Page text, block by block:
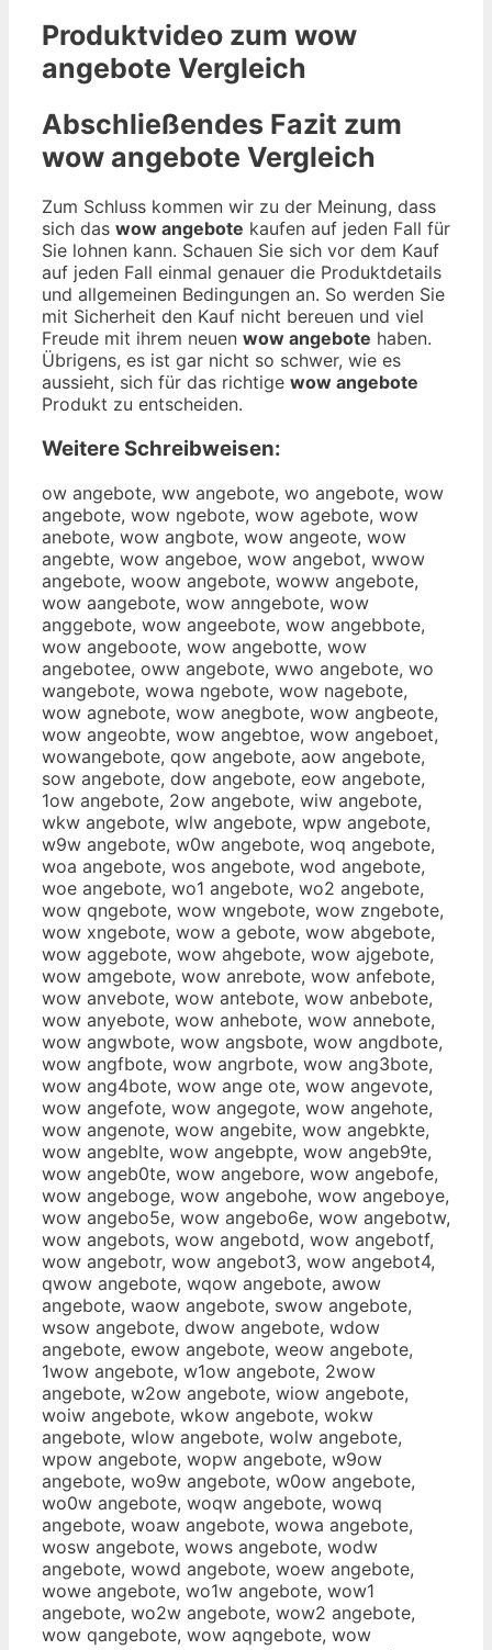
Produktvideo zum wow
angebote Vergleich
Abschließendes Fazit zum
wow angebote Vergleich
Zum Schluss kommen wir zu der Meinung, dass
sich das wow angebote kaufen auf jeden Fall für
Sie lohnen kann. Schauen Sie sich vor dem Kauf
auf jeden Fall einmal genauer die Produktdetails
und allgemeinen Bedingungen an. So werden Sie
mit Sicherheit den Kauf nicht bereuen und viel
Freude mit ihrem neuen wow angebote haben.
Übrigens, es ist gar nicht so schwer, wie es
aussieht, sich für das richtige wow angebote
Produkt zu entscheiden.
Weitere Schreibweisen:
ow angebote, ww angebote, wo angebote, wow
angebote, wow ngebote, wow agebote, wow
anebote, wow angbote, wow angeote, wow
angebte, wow angeboe, wow angebot, wwow
angebote, woow angebote, woww angebote,
wow aangebote, wow anngebote, wow
anggebote, wow angeebote, wow angebbote,
wow angeboote, wow angebotte, wow
angebotee, oww angebote, wwo angebote, wo
wangebote, wowa ngebote, wow nagebote,
wow agnebote, wow anegbote, wow angbeote,
wow angeobte, wow angebtoe, wow angeboet,
wowangebote, qow angebote, aow angebote,
sow angebote, dow angebote, eow angebote,
1ow angebote, 2ow angebote, wiw angebote,
wkw angebote, wlw angebote, wpw angebote,
w9w angebote, w0w angebote, woq angebote,
woa angebote, wos angebote, wod angebote,
woe angebote, wo1 angebote, wo2 angebote,
wow qngebote, wow wngebote, wow zngebote,
wow xngebote, wow a gebote, wow abgebote,
wow aggebote, wow ahgebote, wow ajgebote,
wow amgebote, wow anrebote, wow anfebote,
wow anvebote, wow antebote, wow anbebote,
wow anyebote, wow anhebote, wow annebote,
wow angwbote, wow angsbote, wow angdbote,
wow angfbote, wow angrbote, wow ang3bote,
wow ang4bote, wow ange ote, wow angevote,
wow angefote, wow angegote, wow angehote,
wow angenote, wow angebite, wow angebkte,
wow angeblte, wow angebpte, wow angeb9te,
wow angeb0te, wow angebore, wow angebofe,
wow angeboge, wow angebohe, wow angeboye,
wow angebo5e, wow angebo6e, wow angebotw,
wow angebots, wow angebotd, wow angebotf,
wow angebotr, wow angebot3, wow angebot4,
qwow angebote, wqow angebote, awow
angebote, waow angebote, swow angebote,
wsow angebote, dwow angebote, wdow
angebote, ewow angebote, weow angebote,
1wow angebote, w1ow angebote, 2wow
angebote, w2ow angebote, wiow angebote,
woiw angebote, wkow angebote, wokw
angebote, wlow angebote, wolw angebote,
wpow angebote, wopw angebote, w9ow
angebote, wo9w angebote, w0ow angebote,
wo0w angebote, woqw angebote, wowq
angebote, woaw angebote, wowa angebote,
wosw angebote, wows angebote, wodw
angebote, wowd angebote, woew angebote,
wowe angebote, wo1w angebote, wow1
angebote, wo2w angebote, wow2 angebote,
wow qangebote, wow aqngebote, wow